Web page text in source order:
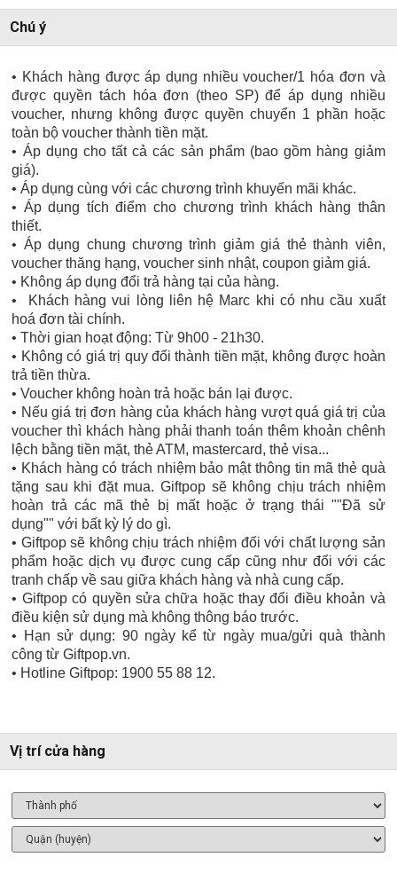
Chú ý
• Khách hàng được áp dụng nhiều voucher/1 hóa đơn và
được quyền tách hóa đơn (theo SP) để áp dụng nhiều
voucher, nhưng không được quyền chuyển 1 phần hoặc
toàn bộ voucher thành tiền mặt.
• Áp dụng cho tất cả các sản phẩm (bao gồm hàng giảm
giá).
• Áp dụng cùng với các chương trình khuyến mãi khác.
• Áp dụng tích điểm cho chương trình khách hàng thân
thiết.
• Áp dụng chung chương trình giảm giá thẻ thành viên,
voucher thăng hạng, voucher sinh nhật, coupon giảm giá.
• Không áp dụng đổi trả hàng tại của hàng.
• Khách hàng vui lòng liên hệ Marc khi có nhu cầu xuất
hoá đơn tài chính.
• Thời gian hoạt động: Từ 9h00 - 21h30.
• Không có giá trị quy đổi thành tiền mặt, không được hoàn
trả tiền thừa.
• Voucher không hoàn trả hoặc bán lại được.
• Nếu giá trị đơn hàng của khách hàng vượt quá giá trị của
voucher thì khách hàng phải thanh toán thêm khoản chênh
lệch bằng tiền mặt, thẻ ATM, mastercard, thẻ visa...
• Khách hàng có trách nhiệm bảo mật thông tin mã thẻ quà
tặng sau khi đặt mua. Giftpop sẽ không chịu trách nhiệm
hoàn trả các mã thẻ bị mất hoặc ở trạng thái ""Đã sử
dụng"" với bất kỳ lý do gì.
• Giftpop sẽ không chịu trách nhiệm đối với chất lượng sản
phẩm hoặc dịch vụ được cung cấp cũng như đối với các
tranh chấp về sau giữa khách hàng và nhà cung cấp.
• Giftpop có quyền sửa chữa hoặc thay đổi điều khoản và
điều kiện sử dụng mà không thông báo trước.
• Hạn sử dụng: 90 ngày kể từ ngày mua/gửi quà thành
công từ Giftpop.vn.
• Hotline Giftpop: 1900 55 88 12.
Vị trí cửa hàng